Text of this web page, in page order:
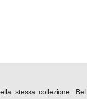
stessa collezione.